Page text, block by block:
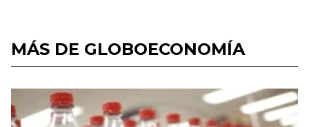
MÁS DE GLOBOECONOMÍA